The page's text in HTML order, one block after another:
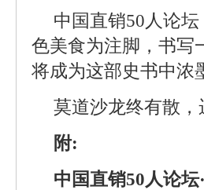
中国直销50人论
色美食为注脚，书写
将成为这部史书中浓
莫道沙龙终有散
附:
中国直销50人论